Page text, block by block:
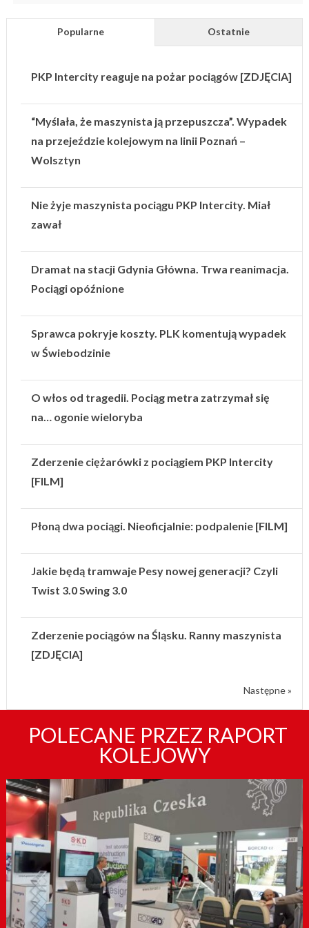
Popularne Ostatnie
PKP Intercity reaguje na pożar pociągów [ZDJĘCIA]
“Myślała, że maszynista ją przepuszcza”. Wypadek
na przejeździe kolejowym na linii Poznań –
Wolsztyn
Nie żyje maszynista pociągu PKP Intercity. Miał
zawał
Dramat na stacji Gdynia Główna. Trwa reanimacja.
Pociągi opóźnione
Sprawca pokryje koszty. PLK komentują wypadek
w Świebodzinie
O włos od tragedii. Pociąg metra zatrzymał się
na… ogonie wieloryba
Zderzenie ciężarówki z pociągiem PKP Intercity
[FILM]
Płoną dwa pociągi. Nieoficjalnie: podpalenie [FILM]
Jakie będą tramwaje Pesy nowej generacji? Czyli
Twist 3.0 Swing 3.0
Zderzenie pociągów na Śląsku. Ranny maszynista
[ZDJĘCIA]
Następne »
POLECANE PRZEZ RAPORT
KOLEJOWY